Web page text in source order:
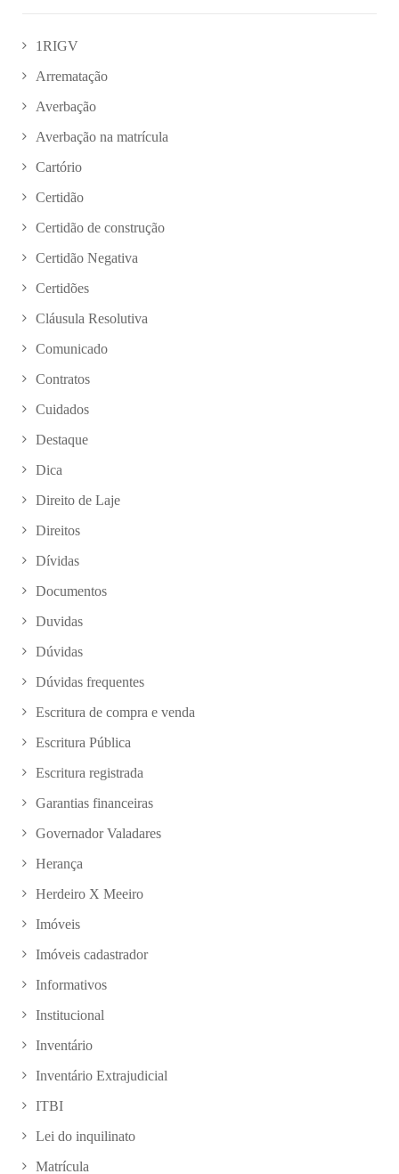
1RIGV
Arrematação
Averbação
Averbação na matrícula
Cartório
Certidão
Certidão de construção
Certidão Negativa
Certidões
Cláusula Resolutiva
Comunicado
Contratos
Cuidados
Destaque
Dica
Direito de Laje
Direitos
Dívidas
Documentos
Duvidas
Dúvidas
Dúvidas frequentes
Escritura de compra e venda
Escritura Pública
Escritura registrada
Garantias financeiras
Governador Valadares
Herança
Herdeiro X Meeiro
Imóveis
Imóveis cadastrador
Informativos
Institucional
Inventário
Inventário Extrajudicial
ITBI
Lei do inquilinato
Matrícula